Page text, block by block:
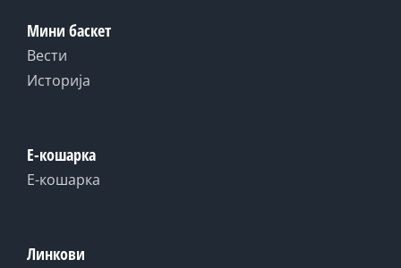
Мини баскет
Вести
Историја
Е-кошарка
Е-кошарка
Линкови